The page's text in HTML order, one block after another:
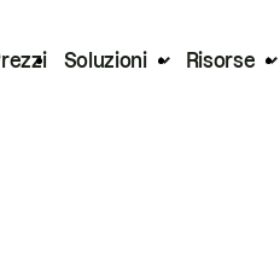
Soluzioni Risorse